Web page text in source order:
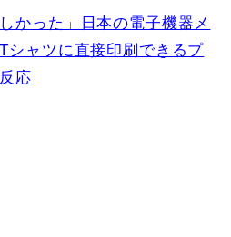
かった」日本の電子機器メ
シャツに直接印刷できるプ
応